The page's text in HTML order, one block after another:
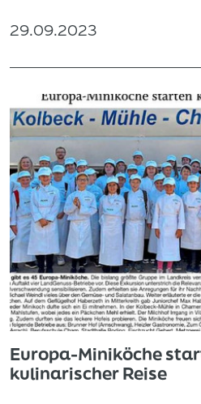
29.09.2023
Europa-Miniköche
kulinarischer Reise